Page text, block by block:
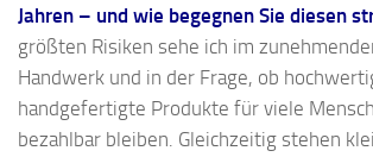
Jahren – und wie begegnen Sie diesen
größten Risiken sehe ich im
Handwerk und in der Frage, ob
handgefertigte Produkte für viele
bezahlbar bleiben. Gleichzeitig stehen